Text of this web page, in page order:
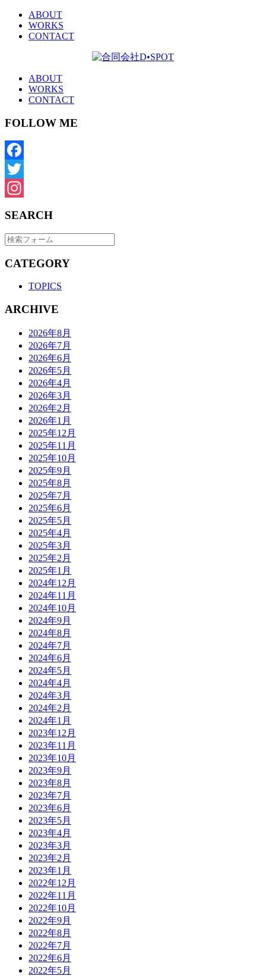
ABOUT
WORKS
CONTACT
ABOUT
WORKS
CONTACT
FOLLOW ME
Facebook
Twitter
SEARCH
CATEGORY
TOPICS
ARCHIVE
2026年8月
2026年7月
2026年6月
2026年5月
2026年4月
2026年3月
2026年2月
2026年1月
2025年12月
2025年11月
2025年10月
2025年9月
2025年8月
2025年7月
2025年6月
2025年5月
2025年4月
2025年3月
2025年2月
2025年1月
2024年12月
2024年11月
2024年10月
2024年9月
2024年8月
2024年7月
2024年6月
2024年5月
2024年4月
2024年3月
2024年2月
2024年1月
2023年12月
2023年11月
2023年10月
2023年9月
2023年8月
2023年7月
2023年6月
2023年5月
2023年4月
2023年3月
2023年2月
2023年1月
2022年12月
2022年11月
2022年10月
2022年9月
2022年8月
2022年7月
2022年6月
2022年5月